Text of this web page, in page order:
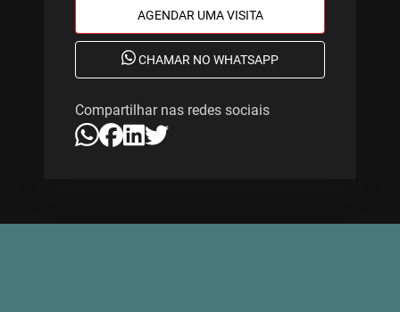
AGENDAR UMA VISITA
CHAMAR NO WHATSAPP
Compartilhar nas redes sociais